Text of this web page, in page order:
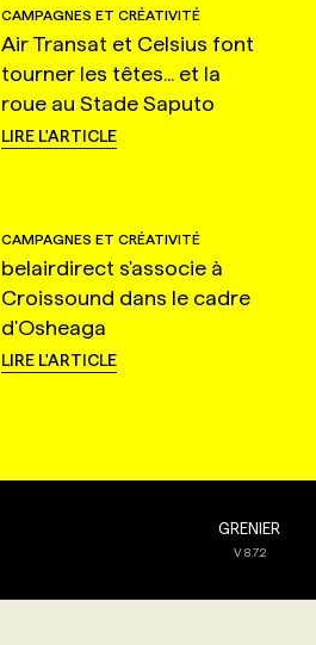
CAMPAGNES ET CRÉATIVITÉ
Air Transat et Celsius font
tourner les têtes... et la
roue au Stade Saputo
LIRE L'ARTICLE
CAMPAGNES ET CRÉATIVITÉ
belairdirect s'associe à
Croissound dans le cadre
d'Osheaga
LIRE L'ARTICLE
GRENIER
V8.7.2